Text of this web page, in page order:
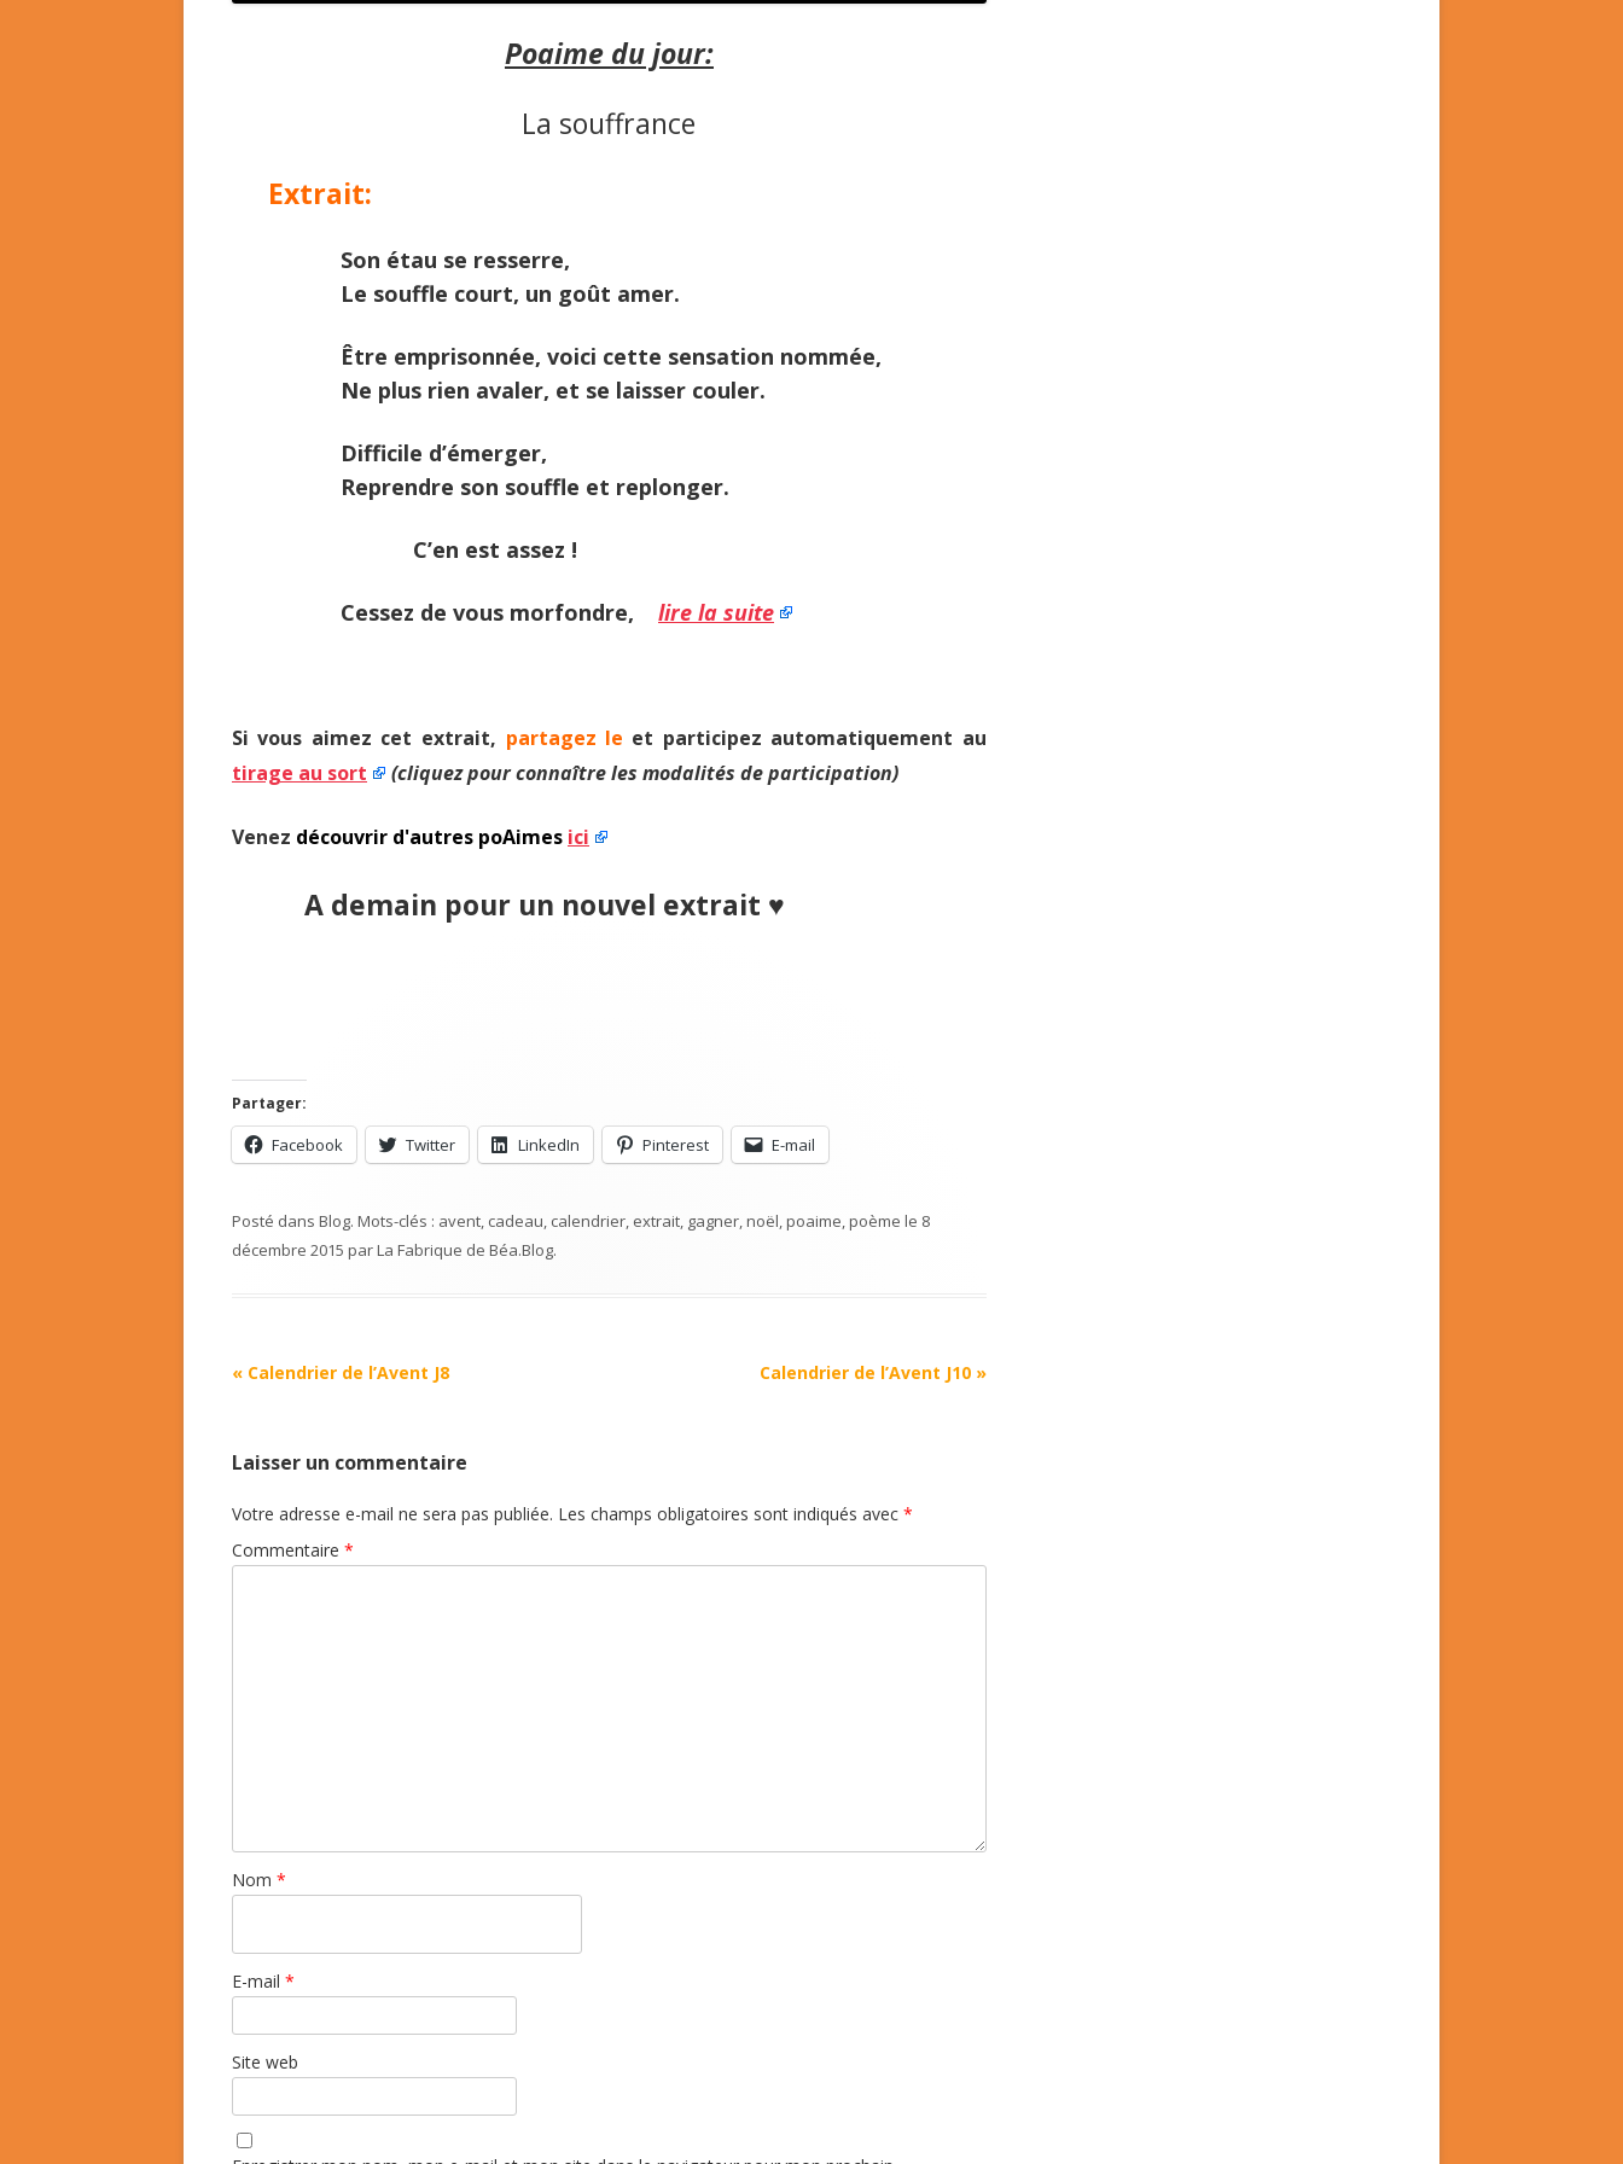
Poaime du jour:
La souffrance
Extrait:
Son étau se resserre,
Le souffle court, un goût amer.
Être emprisonnée, voici cette sensation nommée,
Ne plus rien avaler, et se laisser couler.
Difficile d’émerger,
Reprendre son souffle et replonger.
C’en est assez !
Cessez de vous morfondre, lire la suite
Si vous aimez cet extrait, partagez le et participez automatiquement au
tirage au sort
(cliquez pour connaître les modalités de participation)
Venez découvrir d'autres poAimes ici
A demain pour un nouvel extrait ♥
Partager:
Facebook Twitter LinkedIn Pinterest E-mail
Posté dans Blog. Mots-clés : avent, cadeau, calendrier, extrait, gagner,noël,poaime,poème le 8
décembre 2015 parLa Fabrique de Béa.Blog.
Navigation
« Calendrier de l’Avent J8 Calendrier de l’Avent J10 »
Laisser un commentaire
Votre adresse e-mail ne sera pas publiée. Les champs obligatoires sont indiqués avec *
Commentaire *
Nom *
E-mail *
Site web